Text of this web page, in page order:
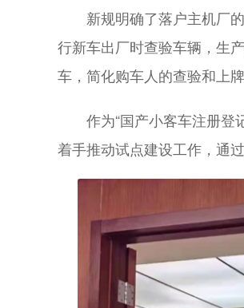
新规明确了落户主机厂
行新车出厂时查验车辆，生
车，简化购车人的查验和上牌
作为“国产小客车注册登
着手推动试点建设工作，通